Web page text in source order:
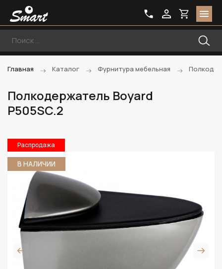
Главная Каталог Фурнитура мебельная
Полкодержатель Boyard
P505SC.2
Распродажа
В НАЛИЧИИ